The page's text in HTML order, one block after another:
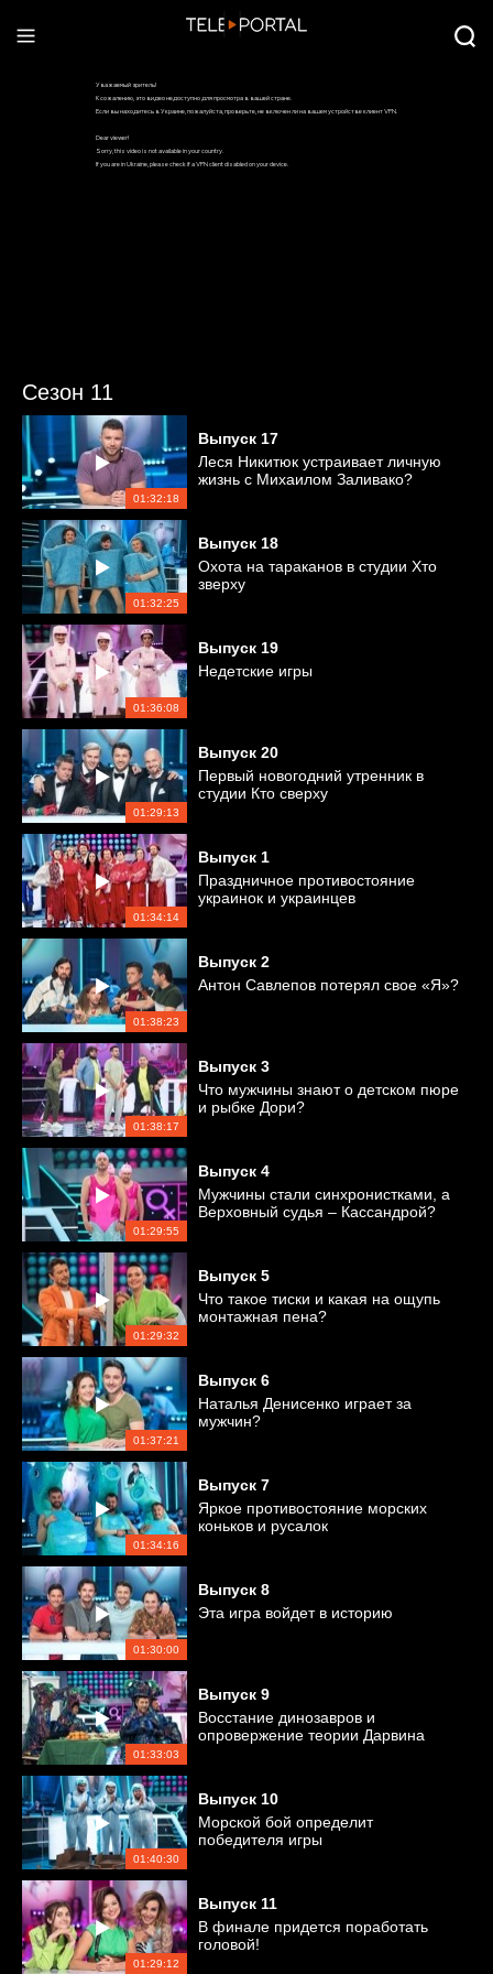
Сезон 11
01:32:18
Выпуск 17
Леся Никитюк устраивает личную
жизнь с Михаилом Заливако?
01:32:25
Выпуск 18
Охота на тараканов в студии Хто
зверху
01:36:08
Выпуск 19
Недетские игры
01:29:13
Выпуск 20
Первый новогодний утренник в
студии Кто сверху
01:34:14
Выпуск 1
Праздничное противостояние
украинок и украинцев
01:38:23
Выпуск 2
Антон Савлепов потерял свое «Я»?
01:38:17
Выпуск 3
Что мужчины знают о детском пюре
и рыбке Дори?
01:29:55
Выпуск 4
Мужчины стали синхронистками, а
Верховный судья – Кассандрой?
01:29:32
Выпуск 5
Что такое тиски и какая на ощупь
монтажная пена?
01:37:21
Выпуск 6
Наталья Денисенко играет за
мужчин?
01:34:16
Выпуск 7
Яркое противостояние морских
коньков и русалок
01:30:00
Выпуск 8
Эта игра войдет в историю
01:33:03
Выпуск 9
Восстание динозавров и
опровержение теории Дарвина
01:40:30
Выпуск 10
Морской бой определит
победителя игры
01:29:12
Выпуск 11
В финале придется поработать
головой!